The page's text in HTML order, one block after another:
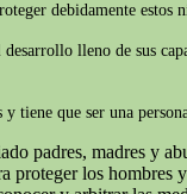
debidamente estos
lleno de sus
que ser una
padres, madres y
los